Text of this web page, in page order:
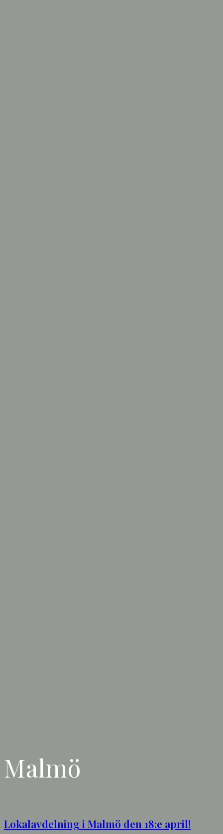
Malmö
Lokalavdelning i Malmö den 18:e april!